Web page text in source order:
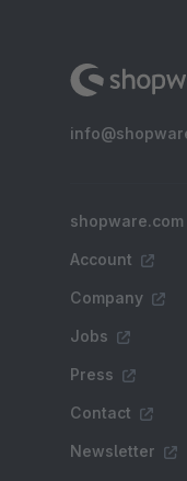
shopware.com
Account
Company
Jobs
Press
Contact
Newsletter